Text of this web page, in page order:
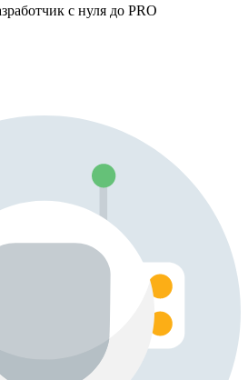
с нуля до PRO